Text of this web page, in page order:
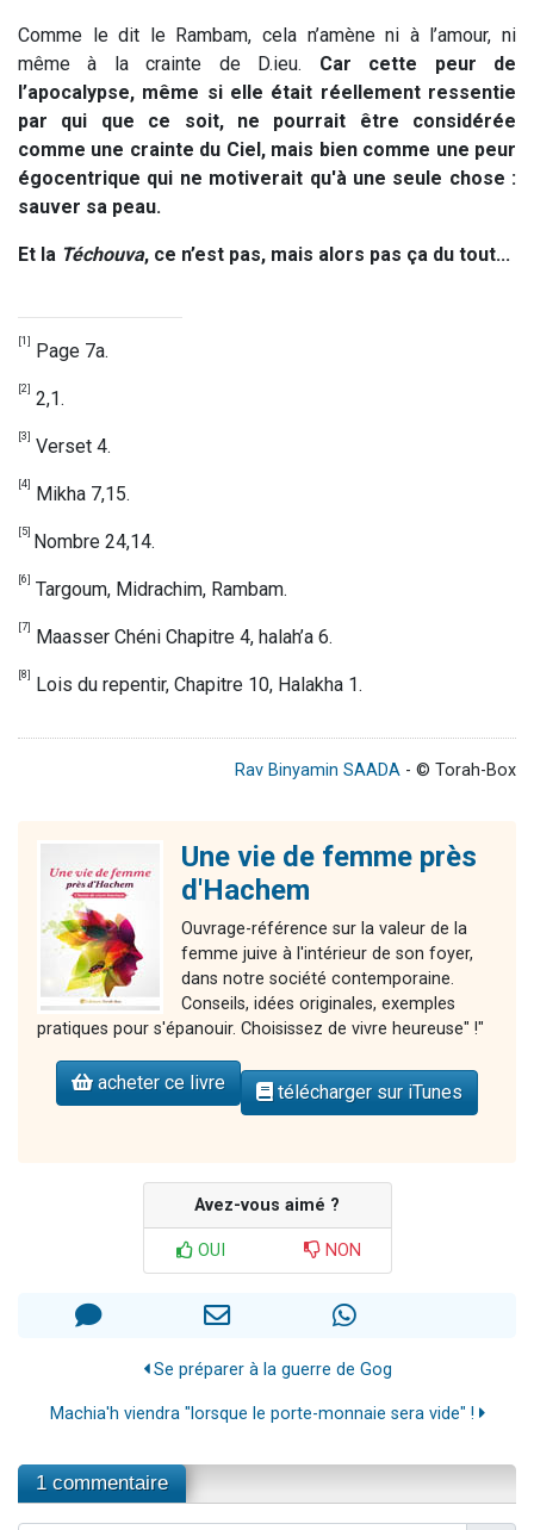
Comme le dit le Rambam, cela n’amène ni à l’amour, ni
même à la crainte de D.ieu. Car cette peur de
l’apocalypse, même si elle était réellement ressentie
par qui que ce soit, ne pourrait être considérée
comme une crainte du Ciel, mais bien comme une peur
égocentrique qui ne motiverait qu'à une seule chose :
sauver sa peau.
Et la Téchouva, ce n’est pas, mais alors pas ça du tout...
[1] Page 7a.
[2] 2,1.
[3] Verset 4.
[4] Mikha 7,15.
[5] Nombre 24,14.
[6] Targoum, Midrachim, Rambam.
[7] Maasser Chéni Chapitre 4, halah’a 6.
[8] Lois du repentir, Chapitre 10, Halakha 1.
Rav Binyamin SAADA - © Torah-Box
Une vie de femme près
d'Hachem
Ouvrage-référence sur la valeur de la
femme juive à l'intérieur de son foyer,
dans notre société contemporaine.
Conseils, idées originales, exemples
pratiques pour s'épanouir. Choisissez de vivre heureuse" !"
acheter ce livre télécharger sur iTunes
Avez-vous aimé ?
OUI NON
Se préparer à la guerre de Gog
Machia'h viendra "lorsque le porte-monnaie sera vide" !
1 commentaire